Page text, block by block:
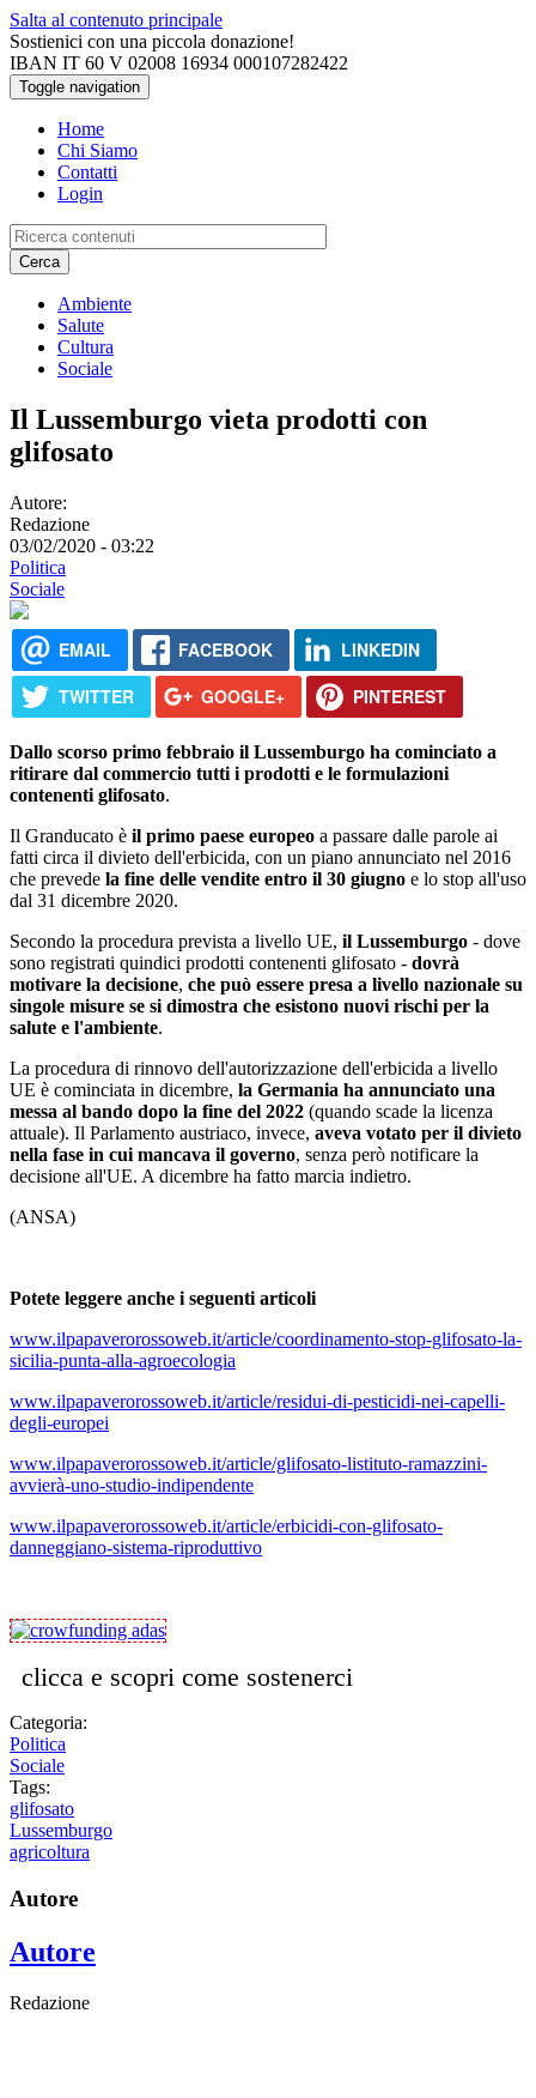
Salta al contenuto principale
Sostienici con una piccola donazione!
IBAN IT 60 V 02008 16934 000107282422
Toggle navigation
Home
Chi Siamo
Contatti
Login
Cerca
Ambiente
Salute
Cultura
Sociale
Il Lussemburgo vieta prodotti con
glifosato
Autore:
Redazione
03/02/2020 - 03:22
Politica
Sociale
EMAIL FACEBOOK
LINKEDIN
TWITTER
GOOGLE+ PINTEREST
Dallo scorso primo febbraio il Lussemburgo ha cominciato a
ritirare dal commercio tutti i prodotti e le formulazioni
contenenti glifosato.
Il Granducato è il primo paese europeo a passare dalle parole ai
fatti circa il divieto dell'erbicida, con un piano annunciato nel 2016
che prevede la fine delle vendite entro il 30 giugno e lo stop all'uso
dal 31 dicembre 2020.
Secondo la procedura prevista a livello UE, il Lussemburgo - dove
sono registrati quindici prodotti contenenti glifosato - dovrà
motivare la decisione, che può essere presa a livello nazionale su
singole misure se si dimostra che esistono nuovi rischi per la
salute e l'ambiente.
La procedura di rinnovo dell'autorizzazione dell'erbicida a livello
UE è cominciata in dicembre, la Germania ha annunciato una
messa al bando dopo la fine del 2022 (quando scade la licenza
attuale). Il Parlamento austriaco, invece, aveva votato per il divieto
nella fase in cui mancava il governo, senza però notificare la
decisione all'UE. A dicembre ha fatto marcia indietro.
(ANSA)
Potete leggere anche i seguenti articoli
www.ilpapaverorossoweb.it/article/coordinamento-stop-glifosato-la-
sicilia-punta-alla-agroecologia
www.ilpapaverorossoweb.it/article/residui-di-pesticidi-nei-capelli-
degli-europei
www.ilpapaverorossoweb.it/article/glifosato-listituto-ramazzini-
avvierà-uno-studio-indipendente
www.ilpapaverorossoweb.it/article/erbicidi-con-glifosato-
danneggiano-sistema-riproduttivo
clicca e scopri come sostenerci
Categoria:
Politica
Sociale
Tags:
glifosato
Lussemburgo
agricoltura
Autore
Autore
Redazione